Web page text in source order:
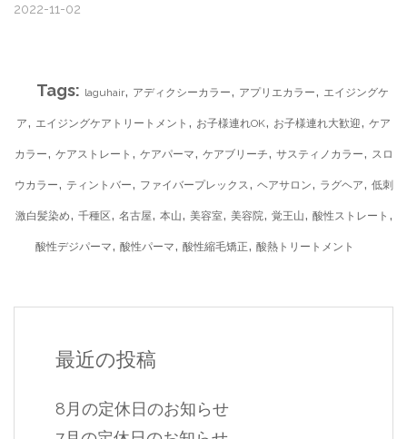
2022-11-02
Tags: laguhair, アディクシーカラー, アプリエカラー, エイジングケ
ア, エイジングケアトリートメント , お子様連れOK, お子様連れ大歓迎, ケア
カラー, ケアストレート , ケアパーマ, ケアブリーチ, サスティノカラー, スロ
ウカラー, ティントバー, ファイバープレックス, ヘアサロン, ラグヘア, 低刺
激白髪染め, 千種区, 名古屋, 本山, 美容室, 美容院, 覚王山, 酸性ストレート ,
酸性デジパーマ, 酸性パーマ, 酸性縮毛矯正, 酸熱トリートメント
最近の投稿
8月の定休日のお知らせ